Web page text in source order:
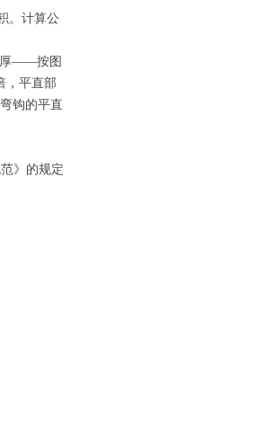
。计算公
厚——按图
，平直部
钩的平直
》的规定